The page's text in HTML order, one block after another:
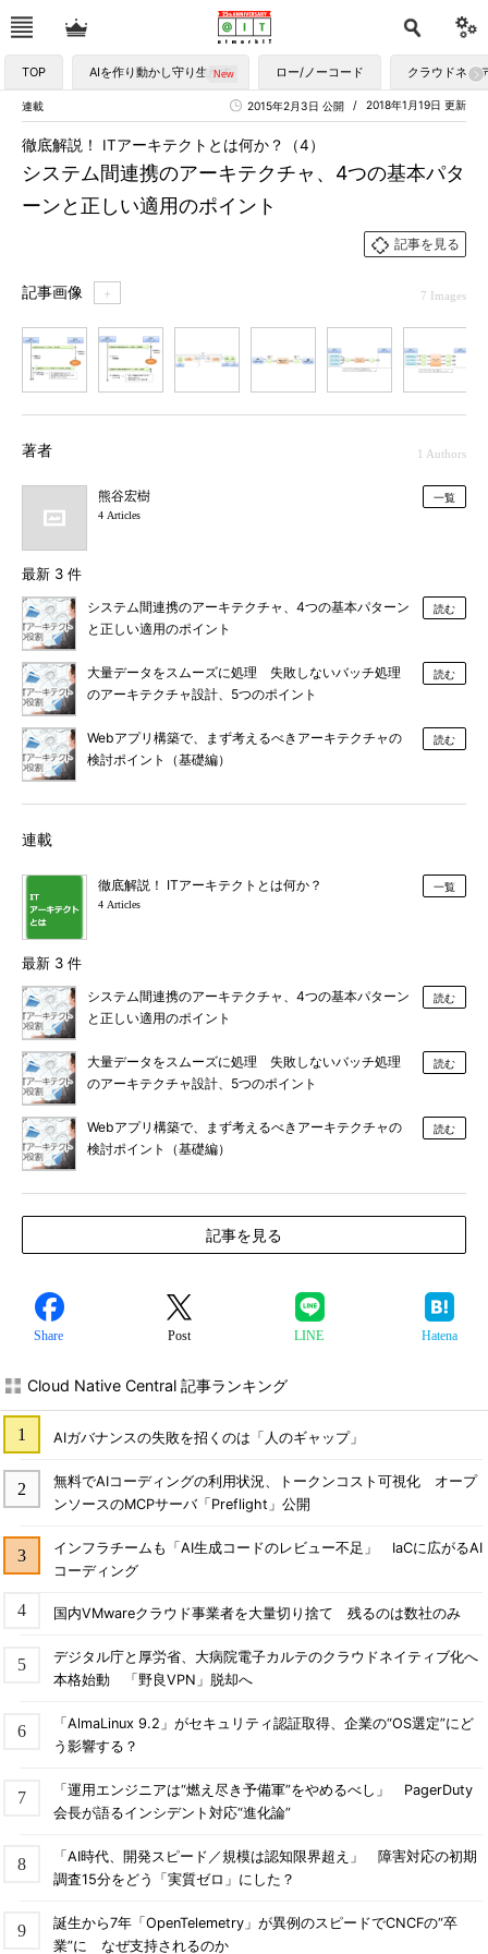
TOP AIを作り動かし守り生かす ロー/ノーコード クラウドネイ
連載 2018年1月19日 更新
2015年2月3日 公開
システム間連携のアーキテクチャ、4つの基本パタ
ーンと正しい適用のポイント
徹底解説！ ITアーキテクトとは何か？（4）
記事を見る
記事画像 ＋ 7 Images
著者 1 Authors
熊谷宏樹
4 Articles
一覧
最新 3 件
システム間連携のアーキテクチャ、4つの基本パターン
と正しい適用のポイント
読む
大量データをスムーズに処理 失敗しないバッチ処理
のアーキテクチャ設計、5つのポイント
読む
Webアプリ構築で、まず考えるべきアーキテクチャの
検討ポイント（基礎編）
読む
連載
徹底解説！ ITアーキテクトとは何か？
4 Articles
一覧
最新 3 件
システム間連携のアーキテクチャ、4つの基本パターン
と正しい適用のポイント
読む
大量データをスムーズに処理 失敗しないバッチ処理
のアーキテクチャ設計、5つのポイント
読む
Webアプリ構築で、まず考えるべきアーキテクチャの
検討ポイント（基礎編）
読む
記事を見る
Share Post LINE Hatena
Cloud Native Central 記事ランキング
AIガバナンスの失敗を招くのは「人のギャップ」
無料でAIコーディングの利用状況、トークンコスト可視化 オープ
ンソースのMCPサーバ「Preflight」公開
インフラチームも「AI生成コードのレビュー不足」 IaCに広がるAI
コーディング
国内VMwareクラウド事業者を大量切り捨て 残るのは数社のみ
デジタル庁と厚労省、大病院電子カルテのクラウドネイティブ化へ
本格始動 「野良VPN」脱却へ
「AlmaLinux 9.2」がセキュリティ認証取得、企業の“OS選定”にど
う影響する？
「運用エンジニアは“燃え尽き予備軍”をやめるべし」 PagerDuty
会長が語るインシデント対応“進化論”
「AI時代、開発スピード／規模は認知限界超え」 障害対応の初期
調査15分をどう「実質ゼロ」にした？
誕生から7年「OpenTelemetry」が異例のスピードでCNCFの“卒
業”に なぜ支持されるのか